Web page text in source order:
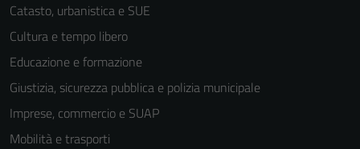
Catasto, urbanistica e SUE
Cultura e tempo libero
Educazione e formazione
Giustizia, sicurezza pubblica e polizia municipale
Imprese, commercio e SUAP
Mobilità e trasporti